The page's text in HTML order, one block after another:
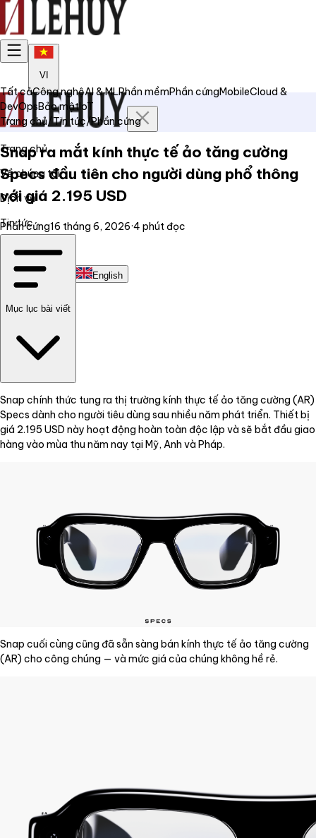
VI
Trang chủ
Về chúng tôi
Dịch vụ
Tin tức
Liên hệ
Tiếng Việt English
Tất cảCông nghệAI & MLPhần mềmPhần cứngMobileCloud &
DevOpsBảo mậtIoT
Trang chủ/Tin tức/Phần cứng
Snap ra mắt kính thực tế ảo tăng cường
Specs đầu tiên cho người dùng phổ thông
với giá 2.195 USD
Phần cứng16 tháng 6, 2026·4 phút đọc
Mục lục bài viết
Snap chính thức tung ra thị trường kính thực tế ảo tăng cường (AR)
Specs dành cho người tiêu dùng sau nhiều năm phát triển. Thiết bị
giá 2.195 USD này hoạt động hoàn toàn độc lập và sẽ bắt đầu giao
hàng vào mùa thu năm nay tại Mỹ, Anh và Pháp.
Snap cuối cùng cũng đã sẵn sàng bán kính thực tế ảo tăng cường
(AR) cho công chúng — và mức giá của chúng không hề rẻ.